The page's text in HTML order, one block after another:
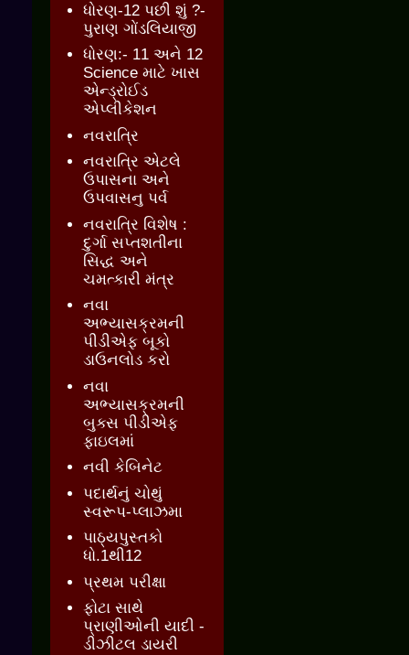
ધોરણ-12 પછી શું ?-
પુરાણ ગોંડલિયાજી
ધોરણ:- 11 અને 12
Science માટે ખાસ
એન્ડ્રોઈડ
એપ્લીકેશન
નવરાત્રિ
નવરાત્રિ એટલે
ઉપાસના અને
ઉપવાસનુ પર્વ
નવરાત્રિ વિશેષ :
દુર્ગા સપ્તશતીના
સિદ્ધ અને
ચમત્કારી મંત્ર
નવા
અભ્યાસક્રમની
પીડીએફ બૂકો
ડાઉનલોડ કરો
નવા
અભ્યાસક્રમની
બુક્સ પીડીએફ
ફાઇલમાં
નવી કેબિનેટ
પદાર્થનું ચોથું
સ્વરૂપ-પ્લાઝમા
પાઠ્યપુસ્તકો
ધો.1થી12
પ્રથમ પરીક્ષા
ફોટા સાથે
પ્રાણીઓની યાદી -
ડીઝીટલ ડાયરી